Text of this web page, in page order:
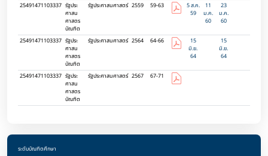
25491471103337 รัฐประ
ศาสน
ศาสตร
บัณฑิต
รัฐประศาสนศาสตร์ 2559 59-63
5 ส.ค.
59
11
ม.ค.
60
23
ม.ค.
60
25491471103337 รัฐประ
ศาสน
ศาสตร
บัณฑิต
รัฐประศาสนศาสตร์ 2564 64-66
15
มิ.ย.
64
15
มิ.ย.
64
25491471103337 รัฐประ
ศาสน
ศาสตร
บัณฑิต
รัฐประศาสนศาสตร์ 2567 67-71
ระดับบัณฑิตศึกษา